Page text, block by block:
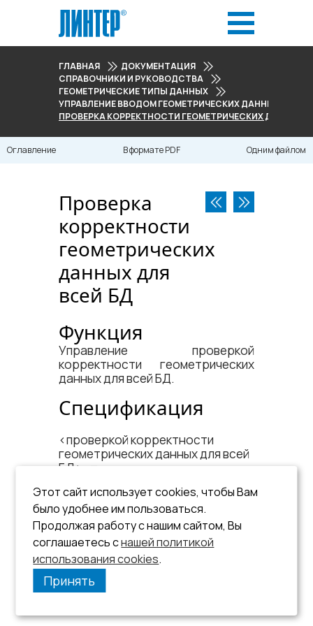
ГЛАВНАЯ
ДОКУМЕНТАЦИЯ
СПРАВОЧНИКИ И РУКОВОДСТВА
ГЕОМЕТРИЧЕСКИЕ ТИПЫ ДАННЫХ
УПРАВЛЕНИЕ ВВОДОМ ГЕОМЕТРИЧЕСКИХ ДАННЫХ
ПРОВЕРКА КОРРЕКТНОСТИ ГЕОМЕТРИЧЕСКИХ ДАННЫХ
Оглавление В формате PDF Одним файлом
Проверка
корректности
геометрических
данных для
всей БД
Функция
Управление проверкой
корректности геометрических
данных для всей БД.
Спецификация
<​проверкой корректности
геометрических данных для всей
БД​>::=
SET CONNECTION GEODATA
VALIDITY CHECKING {ON |
OFF};
Этот сайт использует cookies, чтобы Вам
было удобнее им пользоваться.
Продолжая работу с нашим сайтом, Вы
соглашаетесь снашей политикой
использования cookies.
Принять